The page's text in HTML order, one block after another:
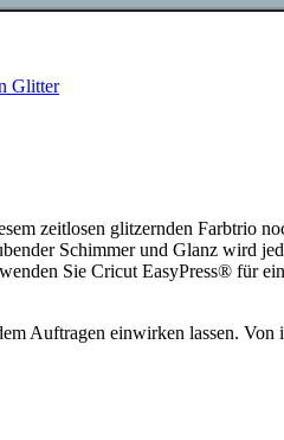
Glitter
zeitlosen glitzernden Farbtrio
Schimmer und Glanz wird
Sie Cricut EasyPress® für
Auftragen einwirken lassen.